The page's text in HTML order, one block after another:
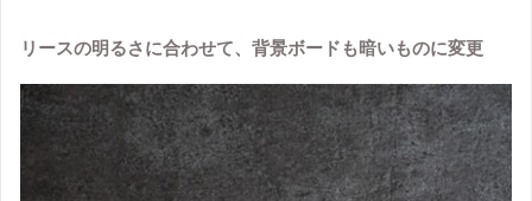
リースの明るさに合わせて、背景ボードも暗いものに変更